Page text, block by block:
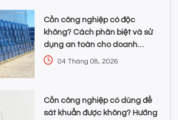
Cồn công nghiệp có độc
không? Cách phân biệt và sử
dụng an toàn cho doanh
nghiệp
04 Tháng 08, 2026
Cồn công nghiệp có dùng để
sát khuẩn được không? Hướng